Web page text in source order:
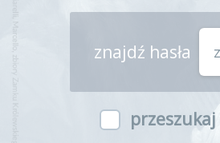
znajdź hasła
przeszukaj